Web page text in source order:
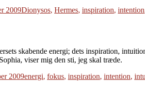
2009Tags
Dionysos, Hermes, inspiration, intention
skabende energi; dets inspiration,
viser mig den sti, jeg skal træde.
2009Tags
energi, fokus, inspiration, intention,